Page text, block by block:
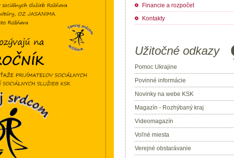
Financie a rozpočet
Kontakty
Užitočné odkazy
Pomoc Ukrajine
Povinné informácie
Novinky na webe KSK
Magazín - Rozhýbaný kraj
Videomagazín
Voľné miesta
Verejné obstarávanie